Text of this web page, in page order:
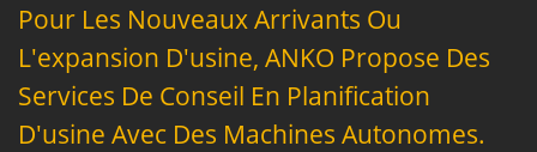
Pour Les Nouveaux Arrivants Ou
L'expansion D'usine, ANKO Propose Des
Services De Conseil En Planification
D'usine Avec Des Machines Autonomes.